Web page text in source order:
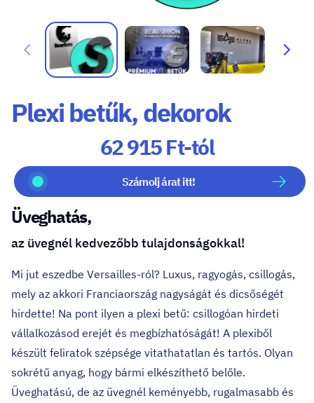
Plexi betűk, dekorok
62 915 Ft-tól
Számolj árat itt!
Üveghatás,
az üvegnél kedvezőbb tulajdonságokkal!
Mi jut eszedbe Versailles-ról? Luxus, ragyogás, csillogás,
mely az akkori Franciaország nagyságát és dicsőségét
hirdette! Na pont ilyen a plexi betű: csillogóan hirdeti
vállalkozásod erejét és megbízhatóságát! A plexiből
készült feliratok szépsége vitathatatlan és tartós. Olyan
sokrétű anyag, hogy bármi elkészíthető belőle.
Üveghatású, de az üvegnél keményebb, rugalmasabb és